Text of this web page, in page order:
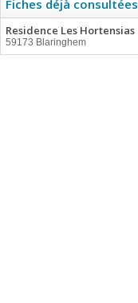
Fiches déjà consultées
Residence Les Hortensias
59173 Blaringhem